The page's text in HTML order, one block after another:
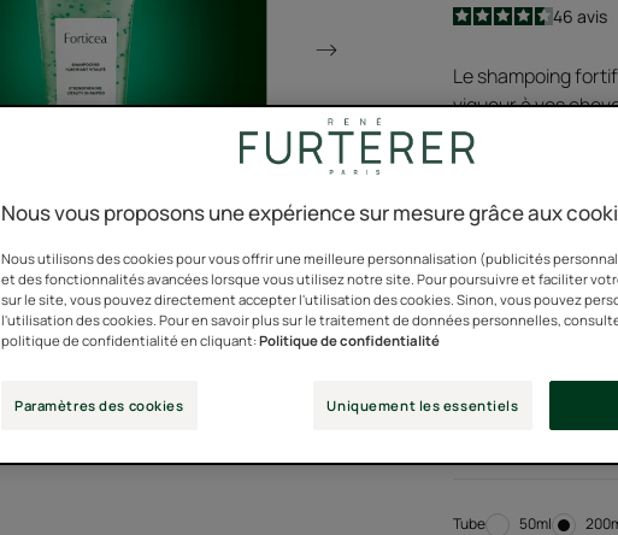
4.5
/
5
46avis
Le shampoing
vigueur à vos
d'origine naturelle
Formule aux
97% d'ingrédients
Tube Tube
50ml Tube
Nous vous proposons une expérience sur mesure grâce aux
Nous utilisons des cookies pour vous offrir une meilleure personnalisation (publicités
et des fonctionnalités avancées lorsque vous utilisez notre site. Pour poursuivre et faciliter
sur le site, vous pouvez directement accepter l'utilisation des cookies. Sinon, vous pouvez
l'utilisation des cookies. Pour en savoir plus sur le traitement de données personnelles,
politique de confidentialité en cliquant:Politique de confidentialité
Paramètres des cookies Uniquement les essentiels